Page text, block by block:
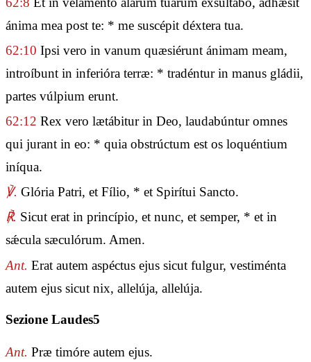
ánima mea post te: * me suscépit déxtera tua.
62:10 Ipsi vero in vanum quæsiérunt ánimam meam,
introíbunt in inferióra terræ: * tradéntur in manus gládii,
partes vúlpium erunt.
62:12 Rex vero lætábitur in Deo, laudabúntur omnes
qui jurant in eo: * quia obstrúctum est os loquéntium
iníqua.
℣. Glória Patri, et Fílio, * et Spirítui Sancto.
℟. Sicut erat in princípio, et nunc, et semper, * et in
sǽcula sæculórum. Amen.
Ant. Erat autem aspéctus ejus sicut fulgur, vestiménta
autem ejus sicut nix, allelúja, allelúja.
Sezione Laudes5
Ant. Præ timóre autem ejus.